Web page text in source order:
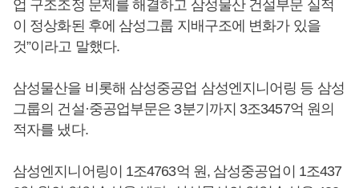
업 구조조정 문제를 해결하고 삼성물산 건설부문 실적
이 정상화된 후에 삼성그룹 지배구조에 변화가 있을
것”이라고 말했다.
삼성물산을 비롯해 삼성중공업 삼성엔지니어링 등 삼성
그룹의 건설·중공업부문은 3분기까지 3조3457억 원의
적자를 냈다.
삼성엔지니어링이 1조4763억 원, 삼성중공업이 1조437